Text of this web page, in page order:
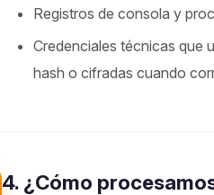
Registros de consola y
Credenciales técnicas que
hash o cifradas cuando
4. ¿Cómo